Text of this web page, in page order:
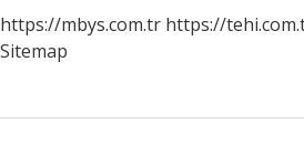
https://mbys.com.tr https://
Sitemap